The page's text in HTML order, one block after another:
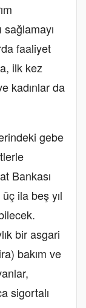
faaliyet
ilk kez
kadınlar da
gebe
Bankası
ila beş yıl
bir asgari
bakım ve
sigortalı